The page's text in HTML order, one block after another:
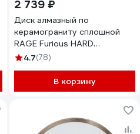
2 739 ₽
Диск алмазный по
керамограниту сплошной
RAGE Furious HARD
CERAMICS 200 мм 605200
4.7(78)
В корзину